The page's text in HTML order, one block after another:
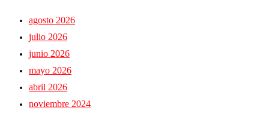
agosto 2026
julio 2026
junio 2026
mayo 2026
abril 2026
noviembre 2024